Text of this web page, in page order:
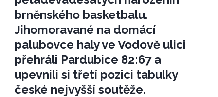
brněnského basketbalu.
Jihomoravané na domácí
palubovce haly ve Vodově ulici
přehráli Pardubice 82:67 a
upevnili si třetí pozici tabulky
české nejvyšší soutěže.